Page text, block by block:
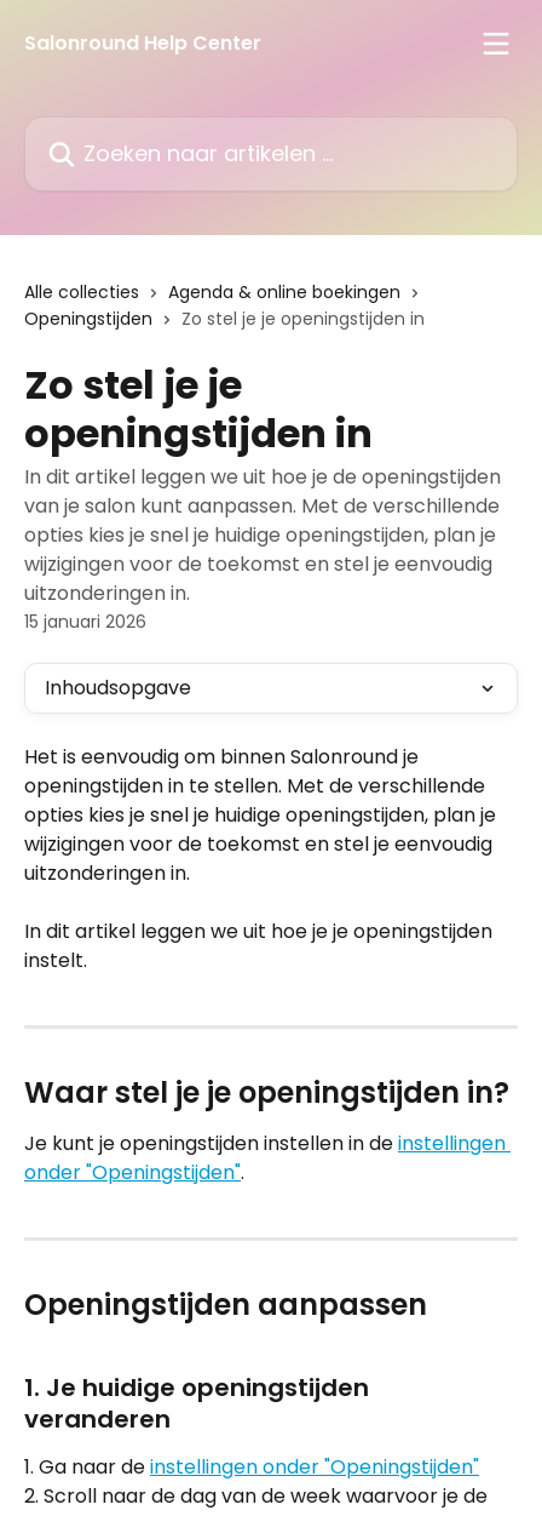
Salonround Help Center
Alle collecties
Agenda & online boekingen
Openingstijden
Zo stel je je openingstijden in
Zo stel je je
openingstijden in
In dit artikel leggen we uit hoe je de openingstijden
van je salon kunt aanpassen. Met de verschillende
opties kies je snel je huidige openingstijden, plan je
wijzigingen voor de toekomst en stel je eenvoudig
uitzonderingen in.
15 januari 2026
Inhoudsopgave
Het is eenvoudig om binnen Salonround je
openingstijden in te stellen. Met de verschillende
opties kies je snel je huidige openingstijden, plan je
wijzigingen voor de toekomst en stel je eenvoudig
uitzonderingen in.
In dit artikel leggen we uit hoe je je openingstijden
instelt.
Waar stel je je openingstijden in?
Je kunt je openingstijden instellen in de instellingen
onder "Openingstijden".
Openingstijden aanpassen
1. Je huidige openingstijden
veranderen
1. Ga naar de instellingen onder "Openingstijden"
2. Scroll naar de dag van de week waarvoor je de